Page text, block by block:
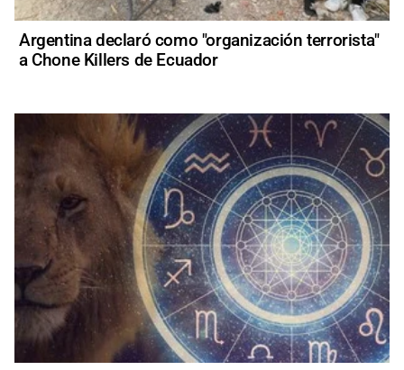
Argentina declaró como "organización terrorista"
a Chone Killers de Ecuador